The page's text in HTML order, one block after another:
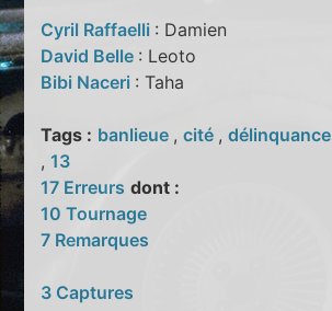
Cyril Raffaelli : Damien
David Belle : Leoto
Bibi Naceri : Taha
Tags : banlieue ,cité ,délinquance
,13
17 Erreurs dont :
10 Tournage
7 Remarques
3 Captures